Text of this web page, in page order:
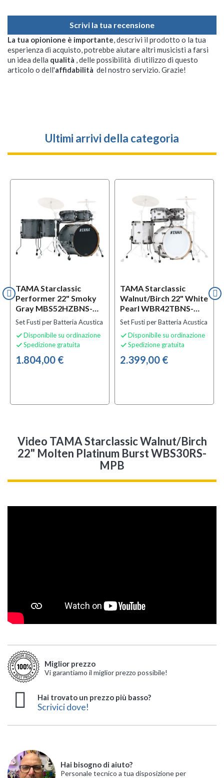
Scrivi la tua recensione
La tua opionione è importante, descrivi il prodotto o la tua
esperienza di acquisto, potrebbe aiutare altri musicisti a farsi
un idea della qualità , delle possibilità di utilizzo di questo
articolo o dell'affidabilità del nostro servizio. Grazie!
Ultimi arrivi della categoria
TAMA Starclassic
Performer 22" Smoky
Gray MBS52HZBNS-
SGR
Set Fusti per Batteria Acustica
 Disponibile su ordinazione
 Spedizione gratuita
1.804,00 €
TAMA Starclassic
Walnut/Birch 22" White
Pearl WBR42TBNS-
WPL
Set Fusti per Batteria Acustica
 Disponibile su ordinazione
 Spedizione gratuita
2.399,00 €
Video TAMA Starclassic Walnut/Birch
22" Molten Platinum Burst WBS30RS-
MPB
Miglior prezzo
Vi garantiamo il miglior prezzo possibile!
Hai trovato un prezzo più basso?
Scrivici dove!
Hai bisogno di aiuto?
Personale tecnico a tua disposizione per